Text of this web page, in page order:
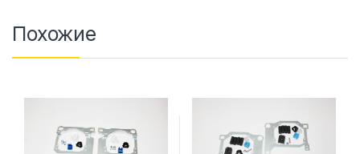
Похожие